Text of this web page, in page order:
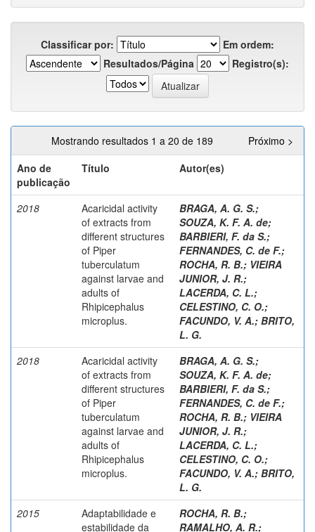
Classificar por:
Em ordem:
Resultados/Página
Registro(s):
Mostrando resultados 1 a 20 de 189
Próximo >
Ano de
publicação
Título Autor(es)
2018
Acaricidal activity
of extracts from
different structures
of Piper
tuberculatum
against larvae and
adults of
Rhipicephalus
microplus.
BRAGA, A. G. S.;
SOUZA, K. F. A. de;
BARBIERI, F. da S.;
FERNANDES, C. de F.;
ROCHA, R. B.; VIEIRA
JUNIOR, J. R.;
LACERDA, C. L.;
CELESTINO, C. O.;
FACUNDO, V. A.; BRITO,
L. G.
2018
Acaricidal activity
of extracts from
different structures
of Piper
tuberculatum
against larvae and
adults of
Rhipicephalus
microplus.
BRAGA, A. G. S.;
SOUZA, K. F. A. de;
BARBIERI, F. da S.;
FERNANDES, C. de F.;
ROCHA, R. B.; VIEIRA
JUNIOR, J. R.;
LACERDA, C. L.;
CELESTINO, C. O.;
FACUNDO, V. A.; BRITO,
L. G.
2015
Adaptabilidade e
estabilidade da
ROCHA, R. B.;
RAMALHO, A. R.;